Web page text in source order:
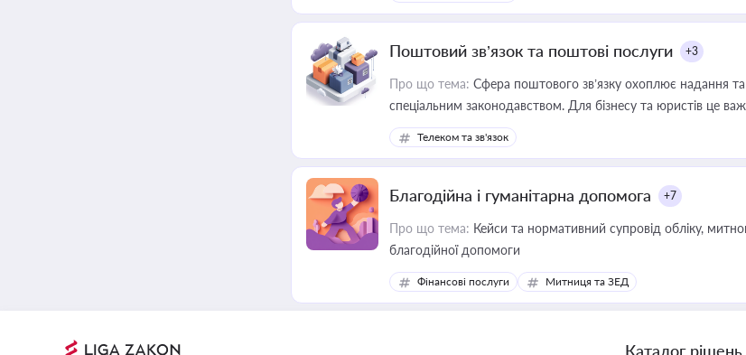
Поштовий зв’язок та поштові послуги +3
Про що тема: Сфера поштового зв’язку охоплює надання
спеціальним законодавством. Для бізнесу та юристів це
реєстрах і забезпечення прав споживачів.
Телеком та зв'язок
Благодійна і гуманітарна допомога +7
Про що тема: Кейси та нормативний супровід обліку,
благодійної допомоги
Фінансові послуги Митниця та ЗЕД
Каталог рішень